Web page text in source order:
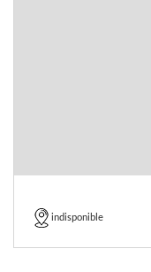
indisponible